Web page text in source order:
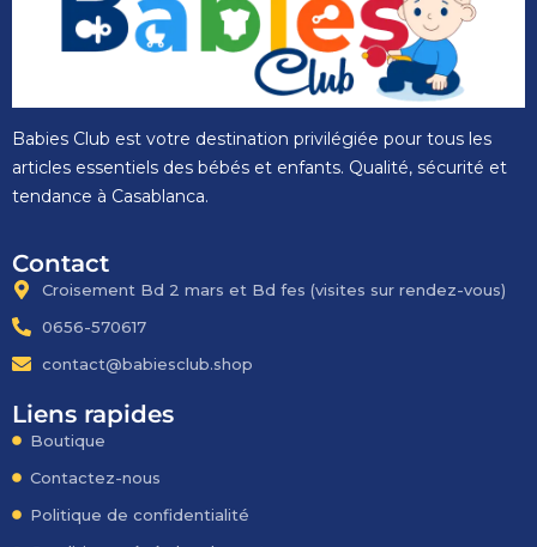
Babies Club est votre destination privilégiée pour tous les
articles essentiels des bébés et enfants. Qualité, sécurité et
tendance à Casablanca.
Contact
Croisement Bd 2 mars et Bd fes​ (visites sur rendez-vous)
0656-570617
contact@babiesclub.shop
Liens rapides
Boutique
Contactez-nous
Politique de confidentialité